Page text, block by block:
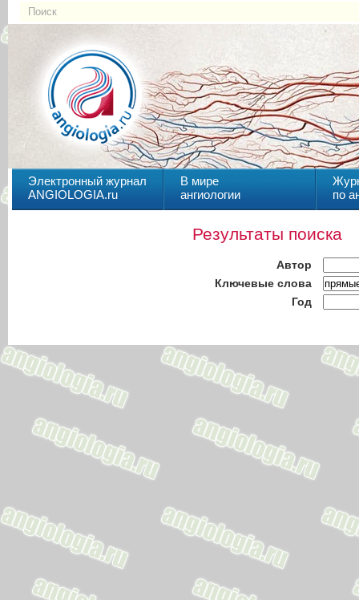
Электронный журнал
ANGIOLOGIA.ru
В мире
ангиологии
по
Результаты поиска
Автор
Ключевые слова
Год